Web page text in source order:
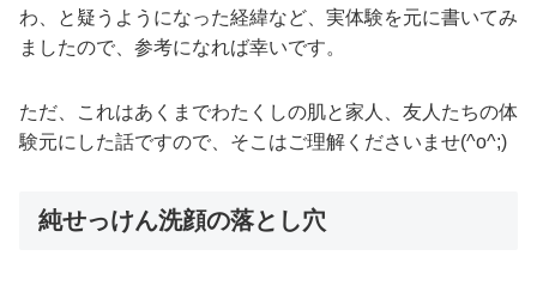
わ、と疑うようになった経緯など、実体験を元に書いてみ
ましたので、参考になれば幸いです。
ただ、これはあくまでわたくしの肌と家人、友人たちの体
験元にした話ですので、そこはご理解くださいませ(^o^;)
純せっけん洗顔の落とし穴